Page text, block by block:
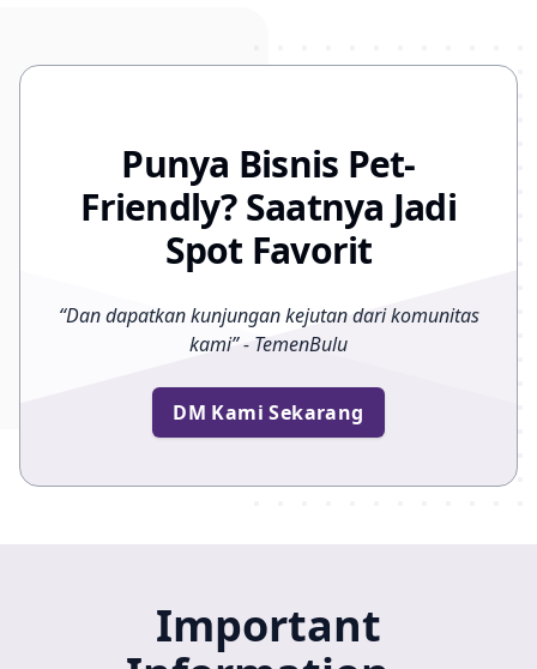
Punya Bisnis Pet-
Friendly? Saatnya Jadi
Spot Favorit
“Dan dapatkan kunjungan kejutan dari komunitas
kami”- TemenBulu
DM Kami Sekarang
Important